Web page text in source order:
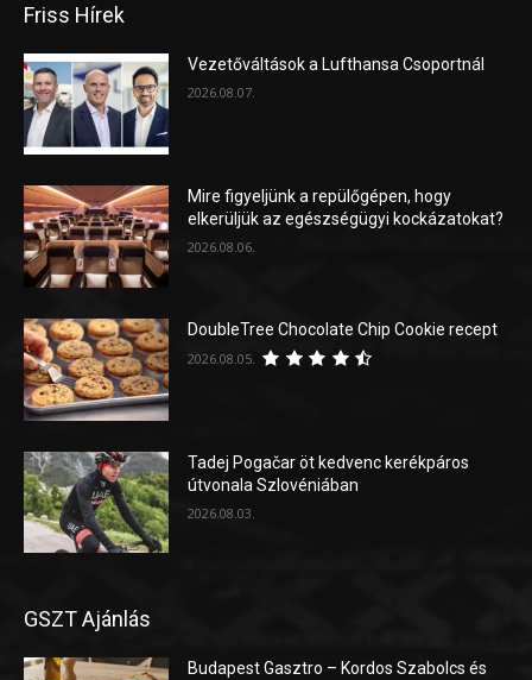
Friss Hírek
Vezetőváltások a Lufthansa Csoportnál
2026.08.07.
Mire figyeljünk a repülőgépen, hogy
elkerüljük az egészségügyi kockázatokat?
2026.08.06.
DoubleTree Chocolate Chip Cookie recept
2026.08.05.
Tadej Pogačar öt kedvenc kerékpáros
útvonala Szlovéniában
2026.08.03.
GSZT Ajánlás
Budapest Gasztro – Kordos Szabolcs és